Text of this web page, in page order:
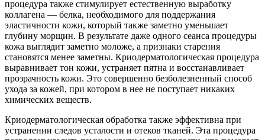
процедура также стимулирует естественную выработку
коллагена — белка, необходимого для поддержания
эластичности кожи, который также заметно уменьшает
глубину морщин. В результате даже одного сеанса процедуры
кожа выглядит заметно моложе, а признаки старения
становятся менее заметны. Криодерматологическая процедура
выравнивает тон кожи, устраняет пятна и восстанавливает
прозрачность кожи. Это совершенно безболезненный способ
ухода за кожей, при котором в нее не поступает никаких
химических веществ.
Криодерматологическая обработка также эффективна при
устранении следов усталости и отеков тканей. Эта процедура